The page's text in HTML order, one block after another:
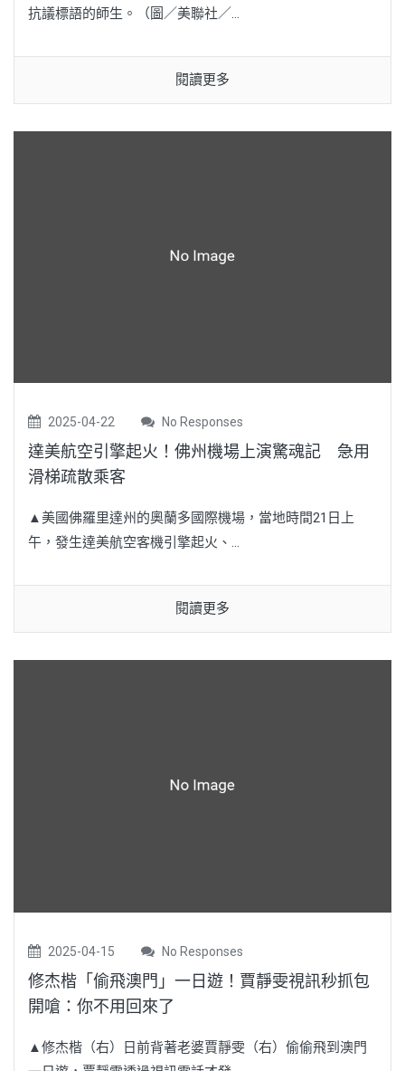
抗議標語的師生。（圖／美聯社／...
閱讀更多
2025-04-22 No Responses
達美航空引擎起火！佛州機場上演驚魂記 急用
滑梯疏散乘客
▲美國佛羅里達州的奧蘭多國際機場，當地時間21日上
午，發生達美航空客機引擎起火、...
閱讀更多
2025-04-15 No Responses
修杰楷「偷飛澳門」一日遊！賈靜雯視訊秒抓包
開嗆：你不用回來了
▲修杰楷（右）日前背著老婆賈靜雯（右）偷偷飛到澳門